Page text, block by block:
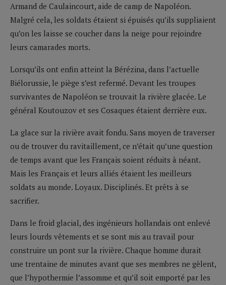
Armand de Caulaincourt, aide de camp de Napoléon.
Malgré cela, les soldats étaient si épuisés qu’ils suppliaient
qu’on les laisse se coucher dans la neige pour rejoindre
leurs camarades morts.
Lorsqu’ils ont enfin atteint la Bérézina, dans l’actuelle
Biélorussie, le piège s’est refermé. Devant les troupes
survivantes de Napoléon se trouvait la rivière glacée. Le
général Koutouzov et ses Cosaques étaient derrière eux.
La glace sur la rivière avait fondu. Sans moyen de traverser
ou de trouver du ravitaillement, ce n’était qu’une question
de temps avant que les Français soient réduits à néant.
Mais les Français et leurs alliés étaient les meilleurs
soldats au monde. Loyaux. Disciplinés. Et prêts à se
sacrifier.
Dans le froid glacial, des ingénieurs hollandais ont enlevé
leurs lourds vêtements et se sont mis au travail pour
construire un pont sur la rivière. Chaque homme durait
une trentaine de minutes avant que ses membres ne gèlent,
que l’hypothermie l’assomme et qu’il soit emporté par les